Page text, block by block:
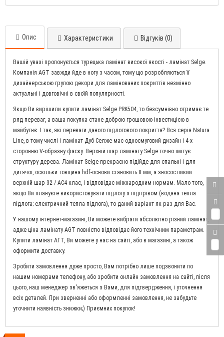
Опис Характеристики Відгуків (0)
Вашій увазі пропонується турецька ламінат високої якості - ламінат Selge.
Компанія AGT завжди йде в ногу з часом, тому що розробляються її
дизайнерською групою декори для ламінованих покриттів незмінно
актуальні і довговічні в своїй популярності.
Якщо Ви вирішили купити ламінат Selge PRK504, то безсумнівно отримає те
ряд переваг, а ваша покупка стане доброю грошовою інвестицією в
майбутнє. І так, які переваги даного підлогового покриття? Вся серія Natura
Line, в тому числі і ламінат Дуб Селже має односмуговий дизайн і 4-х
сторонню V-образну фаску. Верхній шар ламінату Selge точно імітує
структуру дерева. Ламінат Selge прекрасно підійде для спальні і для
дитячої, оскільки товщина hdf-основи становить 8 мм, а зносостійкий
верхній шар 32 / AC4 клас, і відповідає міжнародним нормам. Мало того,
якщо Ви плануєте використовувати підлогу з підігрівом (водяна тепла
підлога; електричний тепла підлога), то даний варіант як раз для Вас.
У нашому інтернет-магазині, Ви можете вибрати абсолютно різний ламінат,
адже ціна ламінату AGT повністю відповідає його технічним параметрам.
Купити ламінат АГТ, Ви можете у нас на сайті, або в магазині, а також
оформити доставку.
Зробити замовлення дуже просто, Вам потрібно лише подзвонити по
нашим номерами телефону, або зробити онлайн замовлення на сайті, після
цього, наш менеджер зв'яжеться з Вами, для підтвердження, і уточнення
всіх деталей. При зверненні або оформленні замовлення, не забудьте
уточнити наявність знижки;) Приємних покупок!